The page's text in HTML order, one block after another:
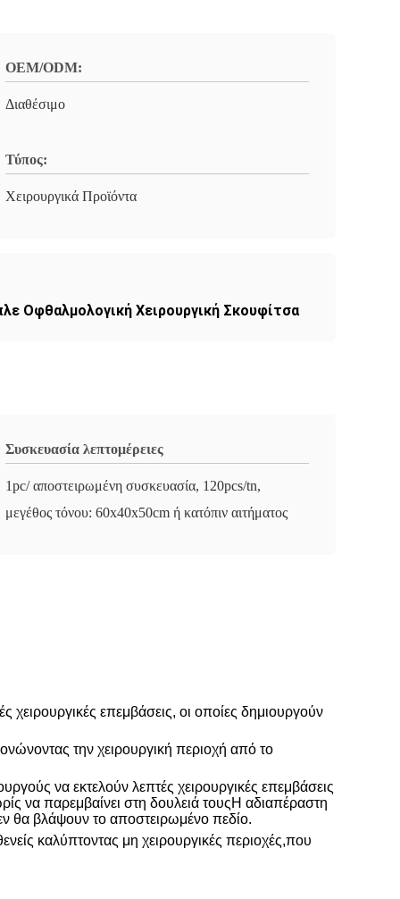
OEM/ODM:
Διαθέσιμο
Τύπος:
Χειρουργικά Προϊόντα
Οφθαλμολογική Χειρουργική Σκουφίτσα
Συσκευασία λεπτομέρειες
1pc/ αποστειρωμένη συσκευασία, 120pcs/tn,
μεγέθος τόνου: 60x40x50cm ή κατόπιν αιτήματος
χειρουργικές επεμβάσεις, οι οποίες δημιουργούν
την χειρουργική περιοχή από το
να εκτελούν λεπτές χειρουργικές επεμβάσεις
να παρεμβαίνει στη δουλειά τουςΗ αδιαπέραστη
θα βλάψουν το αποστειρωμένο πεδίο.
καλύπτοντας μη χειρουργικές περιοχές,που